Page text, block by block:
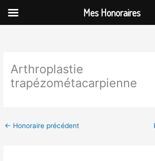
contenu
Arthroplastie
trapézométacarpienne
← Honoraire précédent
Mes Honoraires